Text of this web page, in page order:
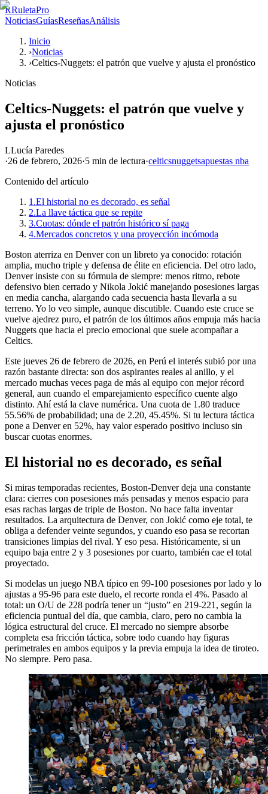
RRuletaPro
NoticiasGuíasReseñasAnálisis
Inicio
›Noticias
›Celtics-Nuggets: el patrón que vuelve y ajusta el pronóstico
Noticias
Celtics-Nuggets: el patrón que vuelve y
ajusta el pronóstico
LLucía Paredes
·26 de febrero, 2026·5 min de lectura·celticsnuggetsapuestas nba
Contenido del artículo
1.El historial no es decorado, es señal
2.La llave táctica que se repite
3.Cuotas: dónde el patrón histórico sí paga
4.Mercados concretos y una proyección incómoda
Boston aterriza en Denver con un libreto ya conocido: rotación
amplia, mucho triple y defensa de élite en eficiencia. Del otro lado,
Denver insiste con su fórmula de siempre: menos ritmo, rebote
defensivo bien cerrado y Nikola Jokić manejando posesiones largas
en media cancha, alargando cada secuencia hasta llevarla a su
terreno. Yo lo veo simple, aunque discutible. Cuando este cruce se
vuelve ajedrez puro, el patrón de los últimos años empuja más hacia
Nuggets que hacia el precio emocional que suele acompañar a
Celtics.
Este jueves 26 de febrero de 2026, en Perú el interés subió por una
razón bastante directa: son dos aspirantes reales al anillo, y el
mercado muchas veces paga de más al equipo con mejor récord
general, aun cuando el emparejamiento específico cuente algo
distinto. Ahí está la clave numérica. Una cuota de 1.80 traduce
55.56% de probabilidad; una de 2.20, 45.45%. Si tu lectura táctica
pone a Denver en 52%, hay valor esperado positivo incluso sin
buscar cuotas enormes.
El historial no es decorado, es señal
Si miras temporadas recientes, Boston-Denver deja una constante
clara: cierres con posesiones más pensadas y menos espacio para
esas rachas largas de triple de Boston. No hace falta inventar
resultados. La arquitectura de Denver, con Jokić como eje total, te
obliga a defender veinte segundos, y cuando eso pasa se recortan
transiciones limpias del rival. Y eso pesa. Históricamente, si un
equipo baja entre 2 y 3 posesiones por cuarto, también cae el total
proyectado.
Si modelas un juego NBA típico en 99-100 posesiones por lado y lo
ajustas a 95-96 para este duelo, el recorte ronda el 4%. Pasado al
total: un O/U de 228 podría tener un “justo” en 219-221, según la
eficiencia puntual del día, que cambia, claro, pero no cambia la
lógica estructural del cruce. El mercado no siempre absorbe
completa esa fricción táctica, sobre todo cuando hay figuras
perimetrales en ambos equipos y la previa empuja la idea de tiroteo.
No siempre. Pero pasa.